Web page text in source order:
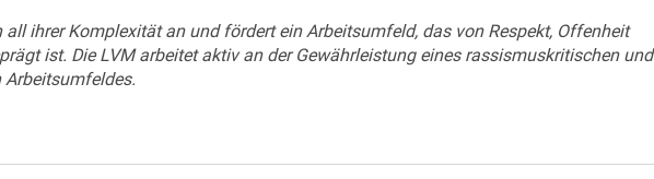
all ihrer Komplexität an und fördert ein Arbeitsumfeld, das von Respekt, Offenheit
ist. Die LVM arbeitet aktiv an der Gewährleistung eines rassismuskritischen und